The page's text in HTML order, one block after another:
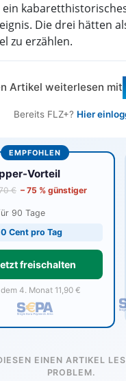
ein
Die drei hätten
zu erzählen.
Artikel weiterlesen mit
Bereits FLZ+? Hier
EMPFOHLEN
Vorteil
€ – 75 % günstiger
90 Tage
Cent pro Tag
freischalten
4. Monat 11,90 €
EINEN ARTIKEL
PROBLEM.